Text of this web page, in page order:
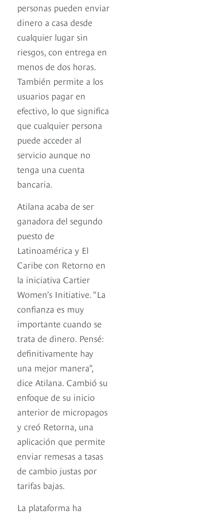
personas pueden enviar
dinero a casa desde
cualquier lugar sin
riesgos, con entrega en
menos de dos horas.
También permite a los
usuarios pagar en
efectivo, lo que significa
que cualquier persona
puede acceder al
servicio aunque no
tenga una cuenta
bancaria.
Atilana acaba de ser
ganadora del segundo
puesto de
Latinoamérica y El
Caribe con Retorno en
la iniciativa Cartier
Women’s Initiative. “La
confianza es muy
importante cuando se
trata de dinero. Pensé:
definitivamente hay
una mejor manera”,
dice Atilana. Cambió su
enfoque de su inicio
anterior de micropagos
y creó Retorna, una
aplicación que permite
enviar remesas a tasas
de cambio justas por
tarifas bajas.
La plataforma ha